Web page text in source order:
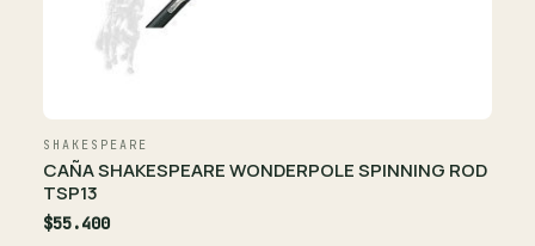
SHAKESPEARE
CAÑA SHAKESPEARE WONDERPOLE SPINNING ROD
TSP13
$55.400